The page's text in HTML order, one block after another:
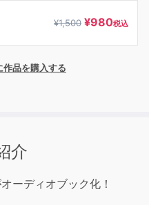
¥1,500 ¥980税込
作品を購入する
介
ーディオブック化！